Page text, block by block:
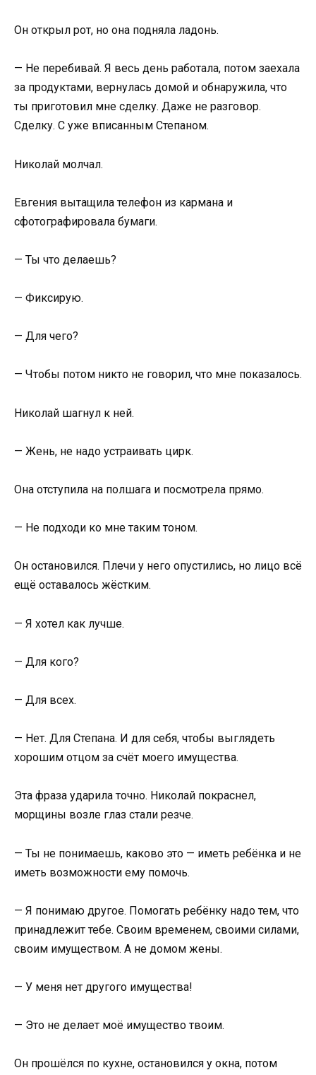
Он открыл рот, но она подняла ладонь.
— Не перебивай. Я весь день работала, потом заехала
за продуктами, вернулась домой и обнаружила, что
ты приготовил мне сделку. Даже не разговор.
Сделку. С уже вписанным Степаном.
Николай молчал.
Евгения вытащила телефон из кармана и
сфотографировала бумаги.
— Ты что делаешь?
— Фиксирую.
— Для чего?
— Чтобы потом никто не говорил, что мне показалось.
Николай шагнул к ней.
— Жень, не надо устраивать цирк.
Она отступила на полшага и посмотрела прямо.
— Не подходи ко мне таким тоном.
Он остановился. Плечи у него опустились, но лицо всё
ещё оставалось жёстким.
— Я хотел как лучше.
— Для кого?
— Для всех.
— Нет. Для Степана. И для себя, чтобы выглядеть
хорошим отцом за счёт моего имущества.
Эта фраза ударила точно. Николай покраснел,
морщины возле глаз стали резче.
— Ты не понимаешь, каково это — иметь ребёнка и не
иметь возможности ему помочь.
— Я понимаю другое. Помогать ребёнку надо тем, что
принадлежит тебе. Своим временем, своими силами,
своим имуществом. А не домом жены.
— У меня нет другого имущества!
— Это не делает моё имущество твоим.
Он прошёлся по кухне, остановился у окна, потом